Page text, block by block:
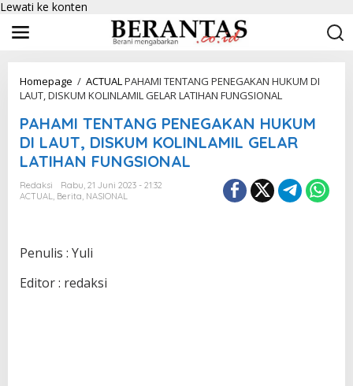
Lewati ke konten
Homepage / ACTUALPAHAMI TENTANG PENEGAKAN HUKUM DI
LAUT, DISKUM KOLINLAMIL GELAR LATIHAN FUNGSIONAL
PAHAMI TENTANG PENEGAKAN HUKUM
DI LAUT, DISKUM KOLINLAMIL GELAR
LATIHAN FUNGSIONAL
Redaksi
Rabu, 21 Juni 2023 - 21:32
ACTUAL, Berita, NASIONAL
Penulis : Yuli
Editor : redaksi